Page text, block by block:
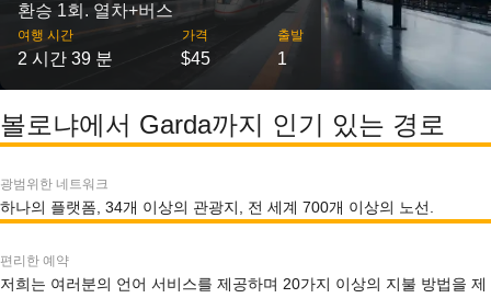
환승 1회. 열차+버스
여행 시간
2 시간 39 분
가격
$45
출발
1
볼로냐에서 Garda까지 인기 있는 경로
광범위한 네트워크
하나의 플랫폼, 34개 이상의 관광지, 전 세계 700개 이상의 노선.
편리한 예약
저희는 여러분의 언어 서비스를 제공하며 20가지 이상의 지불 방법을 제